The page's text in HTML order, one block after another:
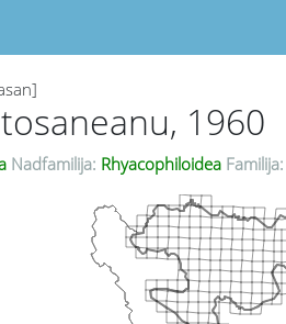
1960
Nadfamilija: Rhyacophiloidea Familija: